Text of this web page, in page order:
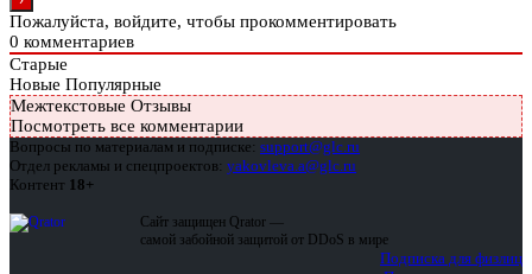
Пожалуйста, войдите, чтобы прокомментировать
0 комментариев
Старые
Новые Популярные
Межтекстовые Отзывы
Посмотреть все комментарии
Вопросы по материалам и подписке: support@glc.ru
Отдел рекламы и спецпроектов: yakovleva.a@glc.ru
Контент 18+
Сайт защищен Qrator —
самой забойной защитой от DDoS в мире
Подписка для физлиц